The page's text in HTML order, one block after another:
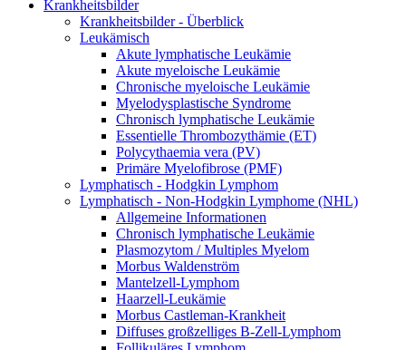
Krankheitsbilder
Krankheitsbilder - Überblick
Leukämisch
Akute lymphatische Leukämie
Akute myeloische Leukämie
Chronische myeloische Leukämie
Myelodysplastische Syndrome
Chronisch lymphatische Leukämie
Essentielle Thrombozythämie (ET)
Polycythaemia vera (PV)
Primäre Myelofibrose (PMF)
Lymphatisch - Hodgkin Lymphom
Lymphatisch - Non-Hodgkin Lymphome (NHL)
Allgemeine Informationen
Chronisch lymphatische Leukämie
Plasmozytom / Multiples Myelom
Morbus Waldenström
Mantelzell-Lymphom
Haarzell-Leukämie
Morbus Castleman-Krankheit
Diffuses großzelliges B-Zell-Lymphom